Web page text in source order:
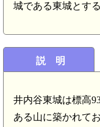
城である東城とする
説 明
井内谷東城は標高
ある山に築かれて